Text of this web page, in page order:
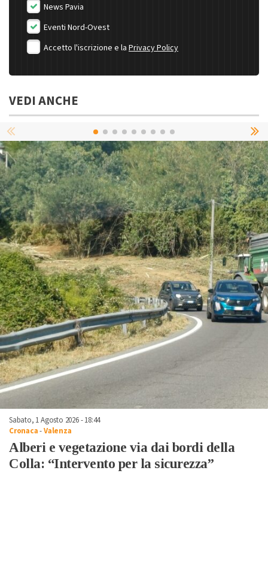
News Pavia
Eventi Nord-Ovest
Accetto l'iscrizione e la Privacy Policy
VEDI ANCHE
Sabato, 1 Agosto 2026 - 18:44
Cronaca-Valenza
Alberi e vegetazione via dai bordi della
Colla: “Intervento per la sicurezza”